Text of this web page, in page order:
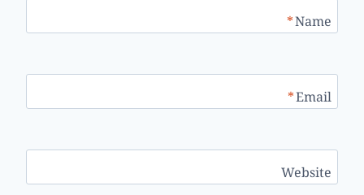
Name
*
Email
*
Website